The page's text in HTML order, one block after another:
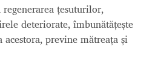
regenerarea țesuturilor,
deteriorate, îmbunătățește
previne mătreața și